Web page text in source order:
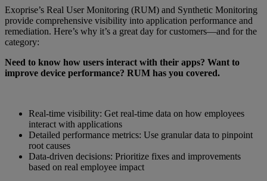
Exoprise’s Real User Monitoring (RUM) and Synthetic Monitoring
provide comprehensive visibility into application performance and
remediation. Here’s why it’s a great day for customers—and for the
category:
Need to know how users interact with their apps? Want to
improve device performance? RUM has you covered.
Real-time visibility: Get real-time data on how employees
interact with applications
Detailed performance metrics: Use granular data to pinpoint
root causes
Data-driven decisions: Prioritize fixes and improvements
based on real employee impact